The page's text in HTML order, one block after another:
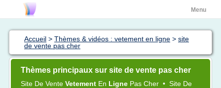
Menu
Accueil > Thèmes & vidéos : vetement en ligne > site
de vente pas cher
Thèmes principaux sur site de vente pas cher
Site De Vente Vetement En Ligne Pas Cher • Site De